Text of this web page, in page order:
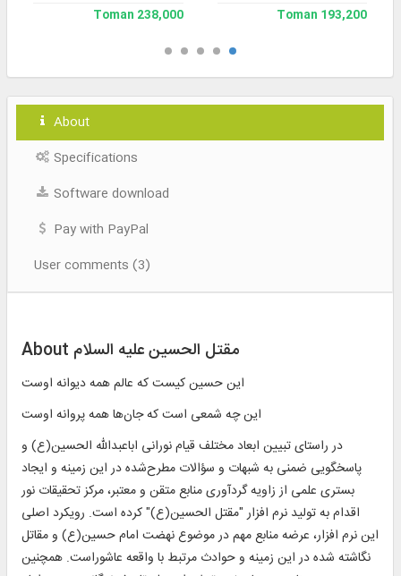
193,200 Toman
238,000 Toman
About
Specifications
Software download
Pay with PayPal
User comments (3)
About مقتل الحسین علیه السلام
این حسین کیست که عالم همه دیوانه اوست
این چه شمعی است که جان‌ها همه پروانه اوست
در راستای تبیین ابعاد مختلف قیام نورانی اباعبدالله الحسین(ع) و
پاسخگویی ضمنی به شبهات و سؤالات مطرح‌شده در این زمینه و ایجاد
بستری علمی از زاویه گردآوری منابع متقن و معتبر، مرکز تحقیقات نور
اقدام به تولید نرم افزار "مقتل الحسین(ع)" کرده است. رویکرد اصلی
این نرم افزار، عرضه منابع مهم در موضوع نهضت امام حسین(ع) و مقاتل
نگاشته شده در این زمینه و حوادث مرتبط با واقعه عاشوراست. همچنین